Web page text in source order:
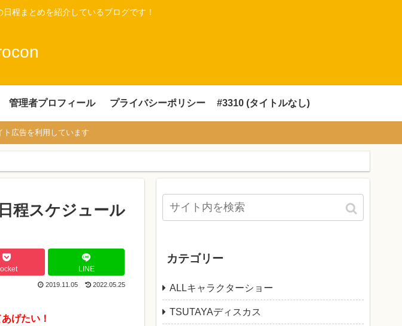
程まとめを紹介しているブログです！
管理者プロフィール プライバシーポリシー #3310 (タイトルなし)
ト広告を利用しています
程スケジュール
LINE
2019.11.05 2022.05.25
げたい！
カテゴリー
ALLキャラクターショー
TSUTAYAディスカス